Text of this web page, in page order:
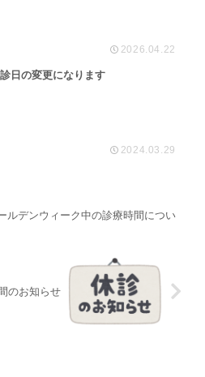
2026.04.22
日の変更になります
2024.03.29
ルデンウィーク中の診療時間につい
のお知らせ